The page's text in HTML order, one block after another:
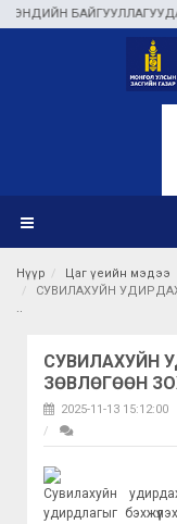
Нүүр
Цаг үеийн мэдээ
СУВИЛАХУЙН
СУВИЛАХУЙН
ЗӨВЛӨГӨӨН
2025-11-13 15:12:00
Сувилахуйн
удирдлагыг